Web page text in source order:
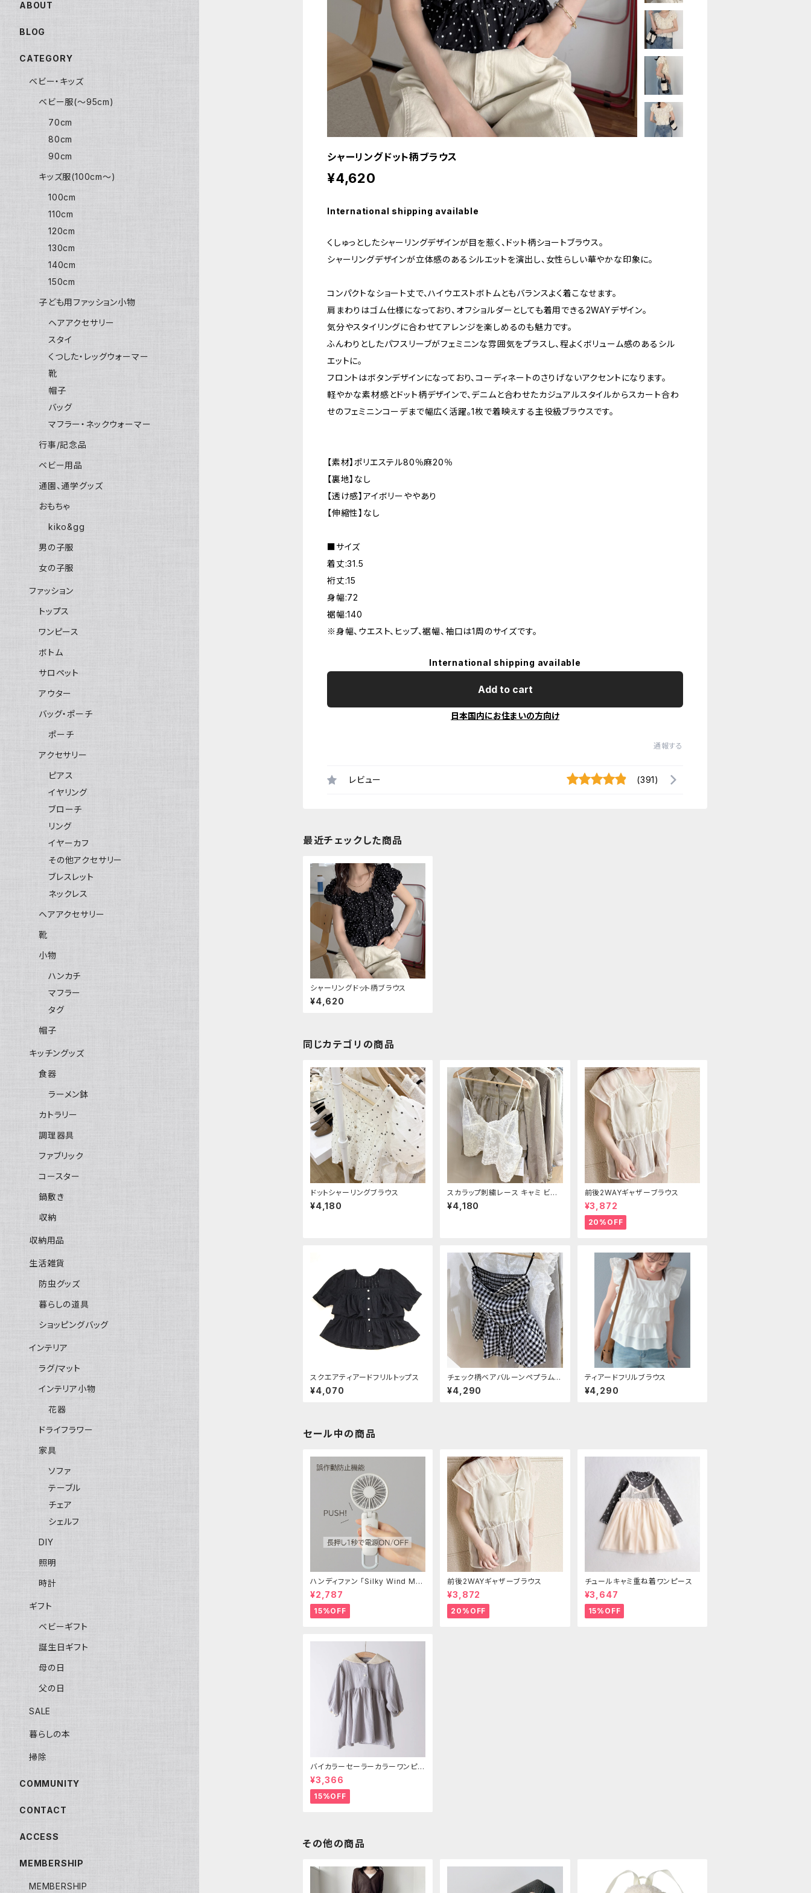
シャーリングドット柄ブラウス
¥4,620
International shipping available
くしゅっとしたシャーリングデザインが目を惹く、ドット柄ショートブラウス。
シャーリングデザインが立体感のあるシルエットを演出し、女性らしい華やかな印象に。
コンパクトなショート丈で、ハイウエストボトムともバランスよく着こなせます。
肩まわりはゴム仕様になっており、オフショルダーとしても着用できる2WAYデザイン。
気分やスタイリングに合わせてアレンジを楽しめるのも魅力です。
ふんわりとしたパフスリーブがフェミニンな雰囲気をプラスし、程よくボリューム感のあるシル
エットに。
フロントはボタンデザインになっており、コーディネートのさりげないアクセントになります。
軽やかな素材感とドット柄デザインで、デニムと合わせたカジュアルスタイルからスカート合わ
せのフェミニンコーデまで幅広く活躍。1枚で着映えする主役級ブラウスです。
【素材】ポリエステル80％麻20％
【裏地】なし
【透け感】アイボリーややあり
【伸縮性】なし
■サイズ
着丈:31.5
裄丈:15
身幅:72
裾幅:140
※身幅、ウエスト、ヒップ、裾幅、袖口は1周のサイズです。
International shipping available
Add to cart
日本国内にお住まいの方向け
通報する
レビュー (391)
最近チェックした商品
シャーリングドット柄ブラウス
¥4,620
同じカテゴリの商品
ドットシャーリングブラウス
¥4,180
スカラップ刺繍レース キャミ ビス
チェ
¥4,180
前後2WAYギャザーブラウス
¥3,872
20%OFF
スクエアティアードフリルトップス
¥4,070
チェック柄ベアバルーンペプラムビ
スチェ
¥4,290
ティアードフリルブラウス
¥4,290
セール中の商品
ハンディファン 「Silky Wind Mo
bile 3.2」
¥2,787
15%OFF
前後2WAYギャザーブラウス
¥3,872
20%OFF
チュールキャミ重ね着ワンピース
¥3,647
15%OFF
バイカラーセーラーカラーワンピー
ス
¥3,366
15%OFF
その他の商品
ABOUT
BLOG
CATEGORY
ベビー・キッズ
ベビー服(〜95cm)
70cm
80cm
90cm
キッズ服(100cm〜)
100cm
110cm
120cm
130cm
140cm
150cm
子ども用ファッション小物
ヘアアクセサリー
スタイ
くつした・レッグウォーマー
靴
帽子
バッグ
マフラー・ネックウォーマー
行事/記念品
ベビー用品
通園、通学グッズ
おもちゃ
kiko&gg
男の子服
女の子服
ファッション
トップス
ワンピース
ボトム
サロペット
アウター
バッグ・ポーチ
ポーチ
アクセサリー
ピアス
イヤリング
ブローチ
リング
イヤーカフ
その他アクセサリー
ブレスレット
ネックレス
ヘアアクセサリー
靴
小物
ハンカチ
マフラー
タグ
帽子
キッチングッズ
食器
ラーメン鉢
カトラリー
調理器具
ファブリック
コースター
鍋敷き
収納
収納用品
生活雑貨
防虫グッズ
暮らしの道具
ショッピングバッグ
インテリア
ラグ/マット
インテリア小物
花器
ドライフラワー
家具
ソファ
テーブル
チェア
シェルフ
DIY
照明
時計
ギフト
ベビーギフト
誕生日ギフト
母の日
父の日
SALE
暮らしの本
掃除
COMMUNITY
CONTACT
ACCESS
MEMBERSHIP
MEMBERSHIP